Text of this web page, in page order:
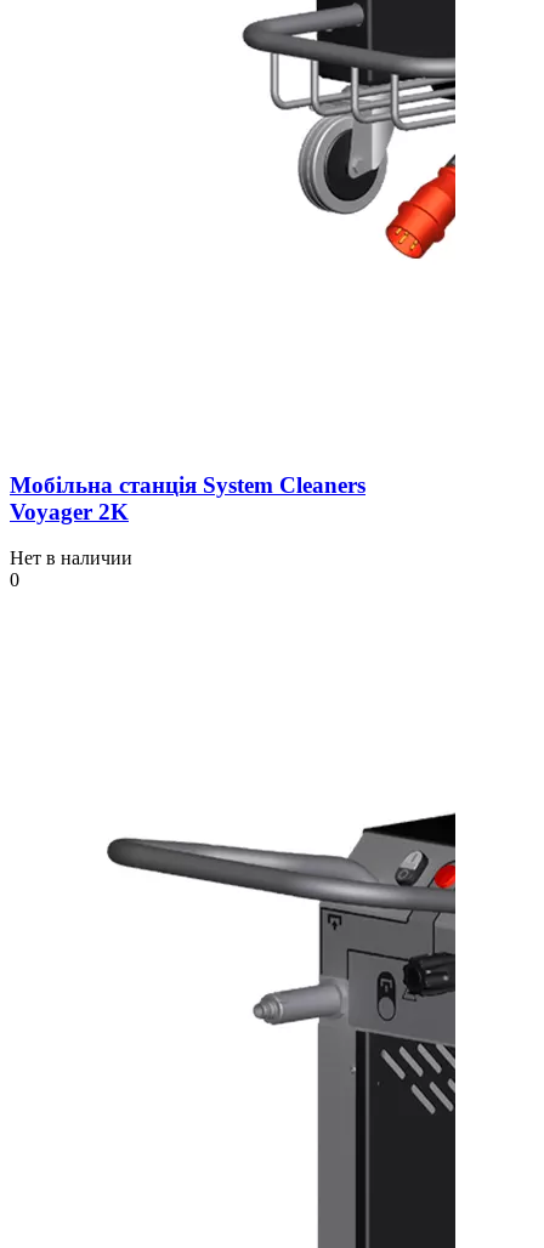
Мобільна станція System Cleaners
Voyager 2K
Нет в наличии
0